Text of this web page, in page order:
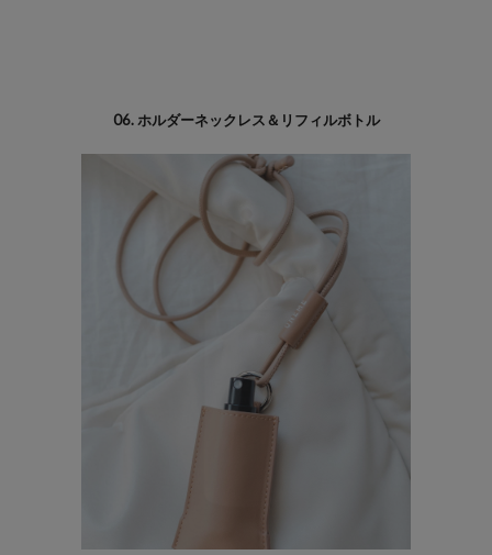
06. ホルダーネックレス＆リフィルボトル